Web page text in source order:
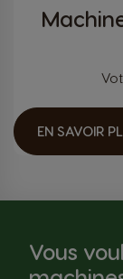
EN SAVOIR
Vous